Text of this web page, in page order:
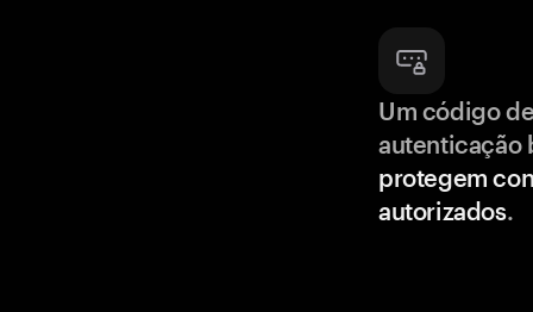
Um código
autenticação
protegem
autorizados.